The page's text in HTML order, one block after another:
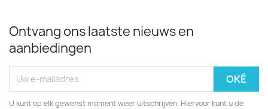
Ontvang ons laatste nieuws en
aanbiedingen
U kunt op elk gewenst moment weer uitschrijven. Hiervoor kunt u de